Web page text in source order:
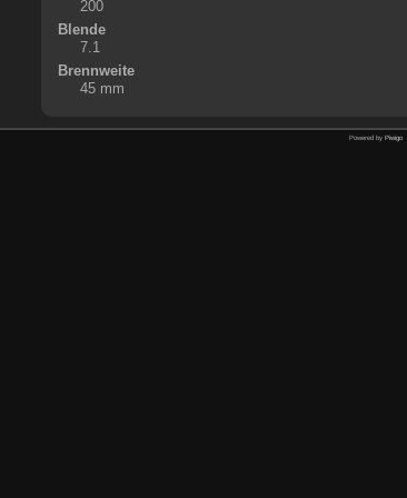
200
Blende
7.1
Brennweite
45 mm
Powered by Piwigo